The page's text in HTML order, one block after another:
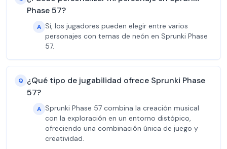
Phase 57?
A Sí, los jugadores pueden elegir entre varios
personajes con temas de neón en Sprunki Phase
57.
Q ¿Qué tipo de jugabilidad ofrece Sprunki Phase
57?
A Sprunki Phase 57 combina la creación musical
con la exploración en un entorno distópico,
ofreciendo una combinación única de juego y
creatividad.